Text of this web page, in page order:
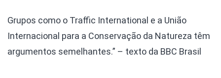
Grupos como o Traffic International e a União
Internacional para a Conservação da Natureza têm
argumentos semelhantes.” – texto da BBC Brasil